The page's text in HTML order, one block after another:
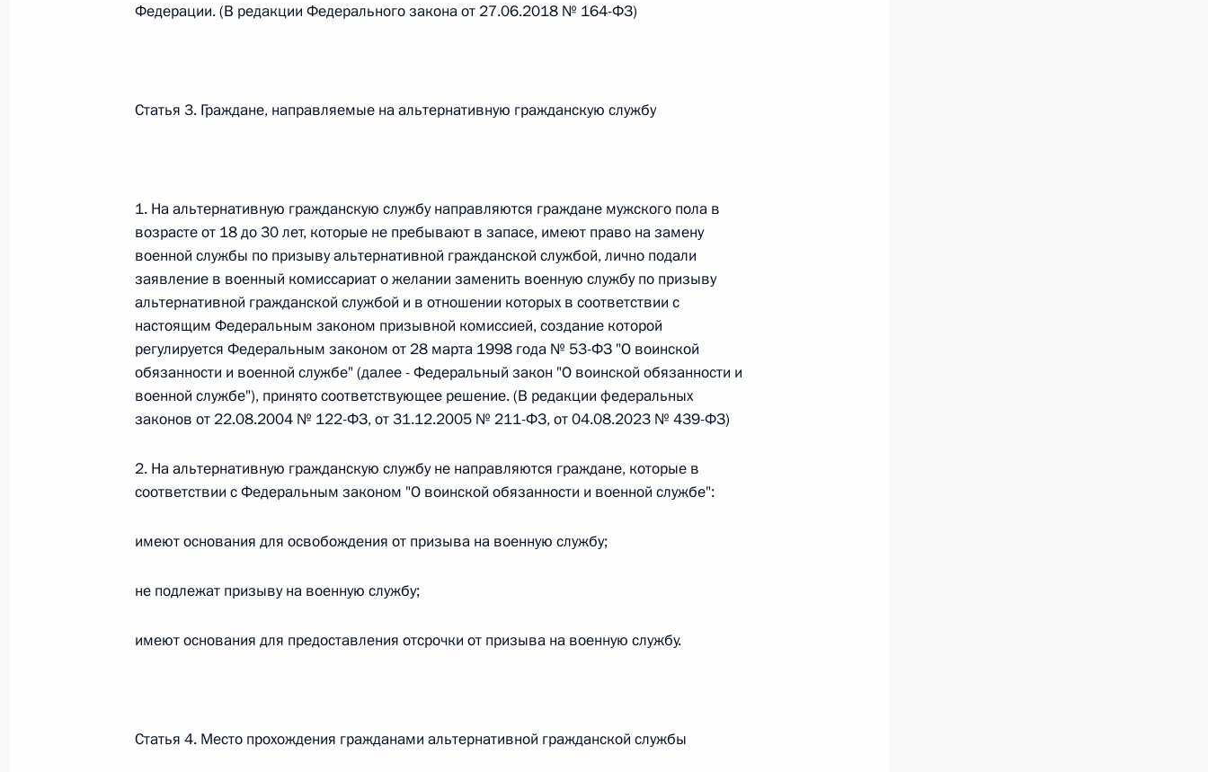
26 июля 2026 года
Федеральный закон от 26.07.2026 г. № 252-ФЗ
Федеральный закон от 26.07.2026 г. № 250-ФЗ
О внесении изменений в Кодекс Российской Федерации об административных правонарушениях
26 июля 2026 года
Федеральный закон от 26.07.2026 г. № 266-ФЗ
26 июля 2026 года
Федеральный закон от 26.07.2026 г. № 247-ФЗ
О внесении изменений в статью 9.21 Кодекса Российской Федерации об административных
26 июля 2026 года
О ратификации Соглашения между Правительством Российской Федерации и Правительством
Федерации. (В редакции Федерального закона от 27.06.2018 № 164-ФЗ)
Статья 3. Граждане, направляемые на альтернативную гражданскую службу
1. На альтернативную гражданскую службу направляются граждане мужского пола в
возрасте от 18 до 30 лет, которые не пребывают в запасе, имеют право на замену
военной службы по призыву альтернативной гражданской службой, лично подали
заявление в военный комиссариат о желании заменить военную службу по призыву
альтернативной гражданской службой и в отношении которых в соответствии с
настоящим Федеральным законом призывной комиссией, создание которой
регулируется Федеральным законом от 28 марта 1998 года № 53-ФЗ "О воинской
обязанности и военной службе" (далее - Федеральный закон "О воинской обязанности и
военной службе"), принято соответствующее решение. (В редакции федеральных
законов от 22.08.2004 № 122-ФЗ, от 31.12.2005 № 211-ФЗ, от 04.08.2023 № 439-ФЗ)
2. На альтернативную гражданскую службу не направляются граждане, которые в
соответствии с Федеральным законом "О воинской обязанности и военной службе":
имеют основания для освобождения от призыва на военную службу;
не подлежат призыву на военную службу;
имеют основания для предоставления отсрочки от призыва на военную службу.
Статья 4. Место прохождения гражданами альтернативной гражданской службы